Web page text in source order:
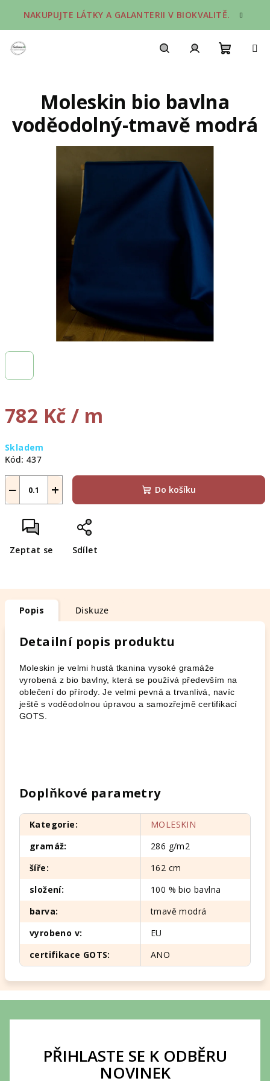
obsah
NAKUPUJTE LÁTKY A GALANTERII V BIOKVALITĚ.
košík
782 Kč / m
cena:
Skladem
Kód: 437
+
− Do košíku
Zeptat se Sdílet
Moleskin bio bavlna
voděodolný-tmavě modrá
Popis Diskuze
Detailní popis produktu
Moleskin je velmi hustá tkanina vysoké gramáže
vyrobená z bio bavlny, která se používá především na
oblečení do přírody. Je velmi pevná a trvanlivá, navíc
ještě s voděodolnou úpravou a samozřejmě certifikací
GOTS.
Doplňkové parametry
Kategorie:
MOLESKIN
gramáž:
286 g/m2
šíře:
162 cm
složení:
100 % bio bavlna
barva:
tmavě modrá
vyrobeno v:
EU
certifikace GOTS: ANO
PŘIHLASTE SE K ODBĚRU
NOVINEK